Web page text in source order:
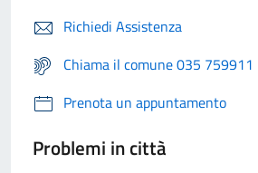
Richiedi Assistenza
Chiama il comune 035 759911
Prenota un appuntamento
Problemi in città